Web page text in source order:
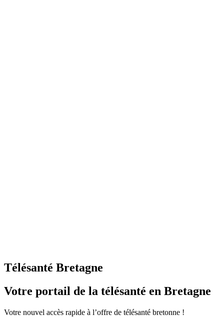
Télésanté Bretagne
Votre portail de la télésanté en Bretagne
Votre nouvel accès rapide à l’offre de télésanté bretonne !